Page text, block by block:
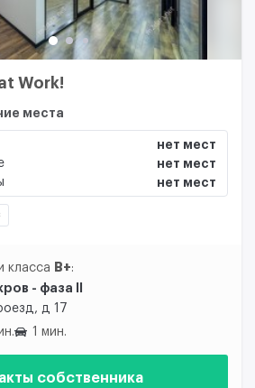
Work!
места
нет мест
нет мест
нет мест
класса B+:
- фаза II
д 17
1 мин.
собственника